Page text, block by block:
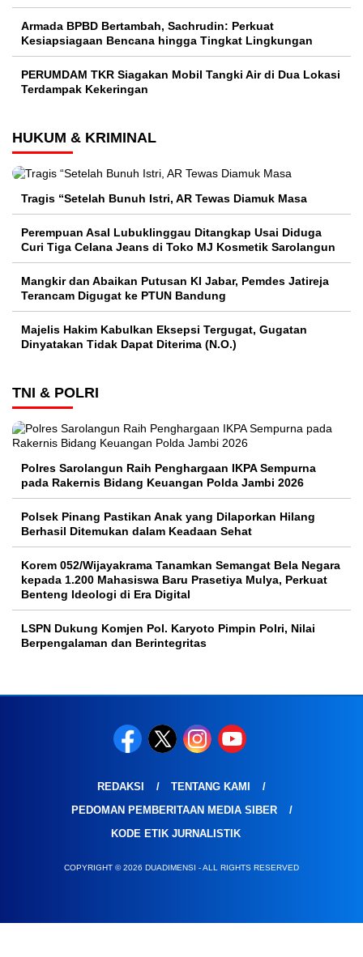
Armada BPBD Bertambah, Sachrudin: Perkuat
Kesiapsiagaan Bencana hingga Tingkat Lingkungan
PERUMDAM TKR Siagakan Mobil Tangki Air di Dua Lokasi
Terdampak Kekeringan
HUKUM & KRIMINAL
Tragis “Setelah Bunuh Istri, AR Tewas Diamuk Masa
Perempuan Asal Lubuklinggau Ditangkap Usai Diduga
Curi Tiga Celana Jeans di Toko MJ Kosmetik Sarolangun
Mangkir dan Abaikan Putusan KI Jabar, Pemdes Jatireja
Terancam Digugat ke PTUN Bandung
Majelis Hakim Kabulkan Eksepsi Tergugat, Gugatan
Dinyatakan Tidak Dapat Diterima (N.O.)
TNI & POLRI
Polres Sarolangun Raih Penghargaan IKPA Sempurna
pada Rakernis Bidang Keuangan Polda Jambi 2026
Polsek Pinang Pastikan Anak yang Dilaporkan Hilang
Berhasil Ditemukan dalam Keadaan Sehat
Korem 052/Wijayakrama Tanamkan Semangat Bela Negara
kepada 1.200 Mahasiswa Baru Prasetiya Mulya, Perkuat
Benteng Ideologi di Era Digital
LSPN Dukung Komjen Pol. Karyoto Pimpin Polri, Nilai
Berpengalaman dan Berintegritas
REDAKSI
TENTANG KAMI
PEDOMAN PEMBERITAAN MEDIA SIBER
KODE ETIK JURNALISTIK
COPYRIGHT © 2026 DUADIMENSI - ALL RIGHTS RESERVED